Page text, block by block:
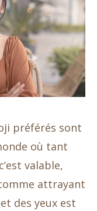
préférés sont
où tant
valable,
attrayant
des yeux est